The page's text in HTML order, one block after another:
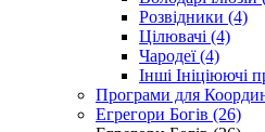
Розвідники (4)
Цілювачі (4)
Чародеї (4)
Інші Ініціюючі
Програми для
Егрегори Богів (26)